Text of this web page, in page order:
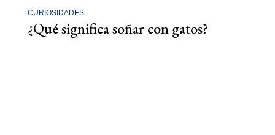
CURIOSIDADES
¿Qué significa soñar con gatos?